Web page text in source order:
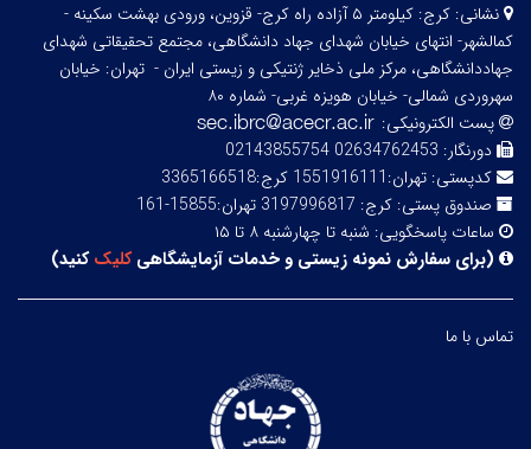
نشانی:
کرج: کیلومتر ۵ آزاده راه کرج- قزوین، ورودی بهشت سکینه -
کمالشهر- انتهای خیابان شهدای جهاد دانشگاهی، مجتمع تحقیقاتی شهدای
جهاددانشگاهی، مرکز ملی ذخایر ژنتیکی و زیستی ایران - تهران: خیابان
سهروردی شمالی- خیابان هویزه غربی- شماره ۸۰
پست الکترونیکی:
دورنگار: 02634762453 02143855754
کدپستی: تهران:1551916111 کرج:3365166518
صندوق پستی: کرج: 3197996817 تهران:15855-161
ساعات پاسخگویی: شنبه تا چهارشنبه ۸ تا ۱۵
(برای سفارش نمونه زیستی و خدمات آزمایشگاهیکلیککنید)
تماس با ما